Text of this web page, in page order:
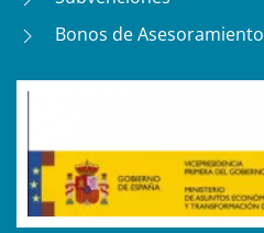
Bonos de Asesoramiento